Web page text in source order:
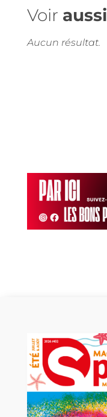
Voir aussi
Aucun résultat.